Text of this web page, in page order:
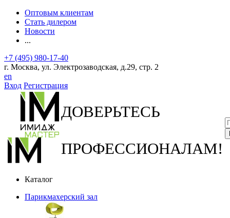
Оптовым клиентам
Стать дилером
Новости
...
+7 (495) 980-17-40
г. Москва, ул. Электрозаводская, д.29, стр. 2
en
Вход Регистрация
ДОВЕРЬТЕСЬ
ПРОФЕССИОНАЛАМ!
Каталог
Парикмахерский зал